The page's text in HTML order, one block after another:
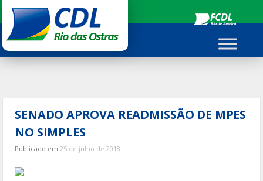
para
conteúdo
SENADO APROVA READMISSÃO DE MPES
NO SIMPLES
Publicado em25 de julho de 2018